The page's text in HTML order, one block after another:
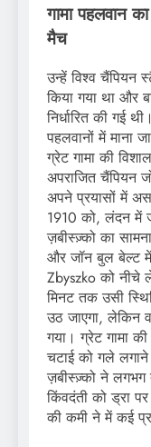
गामा पहलवान का
मैच
उन्हें विश्व चैंपियन
किया गया था और
निर्धारित की गई
पहलवानों में माना
ग्रेट गामा की
अपराजित चैंपियन
अपने प्रयासों में
1910 को, लंदन में
ज़बीस्ज़्को का
और जॉन बुल बेल्ट
Zbyszko को
मिनट तक उसी
उठ जाएगा, लेकिन
गया। ग्रेट गामा
चटाई को गले लगाने
ज़बीस्ज़्को ने लगभग
किंवदंती को ड्रा
की कमी ने में कई